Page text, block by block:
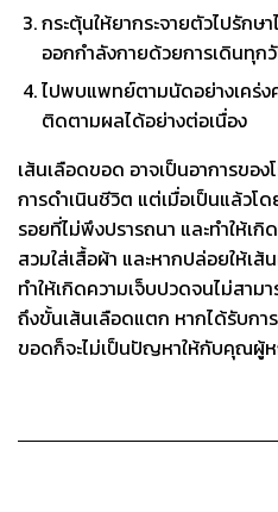
กระตุ้นให้ยากระจายตัวไปรัก
ออกกำลังกายด้วยการเดินทุก
ไปพบแพทย์ตามนัดอย่างเคร่ง
ติดตามผลได้อย่างต่อเนื่อง
เส้นเลือดขอด อาจเป็นอาการขอ
การดำเนินชีวิต แต่เมื่อเป็นแล้วโ
รอยที่ไม่พึงปรารถนา และทำให้เกิ
สวมใส่เสื้อผ้า และหากปล่อยให้เ
ทำให้เกิดความเจ็บปวดจนไม่สา
ถึงขั้นเส้นเลือดแตก หากได้รับกา
ขอดก็จะไม่เป็นปัญหาให้กับคุณผู้